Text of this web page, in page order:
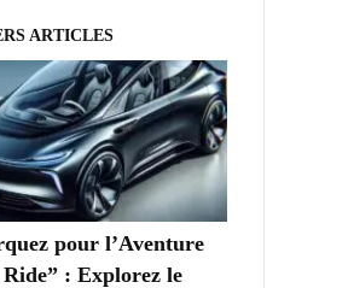
ARTICLES
pour l’Aventure
Ride” : Explorez le